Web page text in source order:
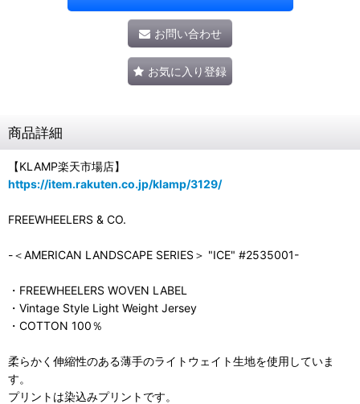
お問い合わせ
お気に入り登録
商品詳細
【KLAMP楽天市場店】
https://item.rakuten.co.jp/klamp/3129/
FREEWHEELERS & CO.
-＜AMERICAN LANDSCAPE SERIES＞ "ICE" #2535001-
・FREEWHEELERS WOVEN LABEL
・Vintage Style Light Weight Jersey
・COTTON 100％
柔らかく伸縮性のある薄手のライトウェイト生地を使用していま
す。
プリントは染込みプリントです。